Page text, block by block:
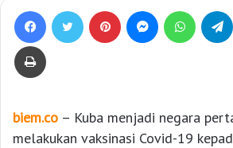
biem.co – Kuba menjadi negara
melakukan vaksinasi Covid-19